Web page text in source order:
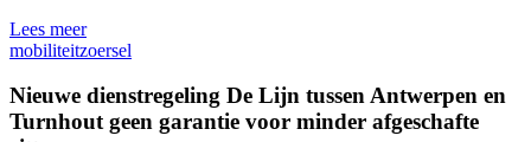
Lees meer
mobiliteitzoersel
Nieuwe dienstregeling De Lijn tussen Antwerpen en
Turnhout geen garantie voor minder afgeschafte